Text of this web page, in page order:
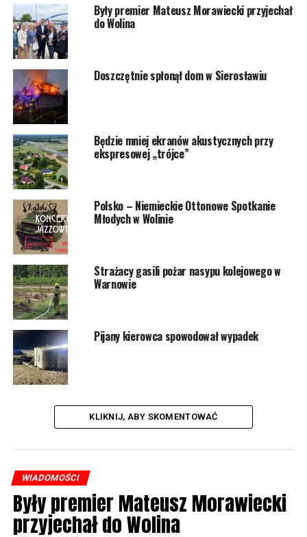
Najlepsza kobieta z Gminy Wolin – Lena Osieleniec
(chcielibyśmy zaznaczyć, że Lena podobnie jak wcześniej
wymieniona Zuzia to rocznik 2014)
Najlepszy mężczyzna z Gminy Wolin – Tadeusz
Twarogiel (10 miejsce w klasyfikacji generalnej)
Wszystkim zawodnikom dziękujemy za przybycie i
gratulujemy wspaniałych wyników!
Za obecność dziękujemy również pani Burmistrz Ewie
Grzybkowskiej, zastępcy Jarosławowi Mikołajczykowi
oraz radnym: Elżbiecie Mikołajczyk, Karolinie
Cackowskiej i Radosławowi Kaliciukowi.
Zawody sędziował niezawodny międzynarodowy sędzia
FIDE – Przemysław Łukasiewicz!
Organizatorzy: Przystań Morska Wolin, Gmina Wolin.
Były premier Mateusz Morawiecki przyjechał
do Wolina
Doszczętnie spłonął dom w Sierosławiu
Będzie mniej ekranów akustycznych przy
ekspresowej „trójce”
Polsko – Niemieckie Ottonowe Spotkanie
Młodych w Wolinie
Strażacy gasili pożar nasypu kolejowego w
Warnowie
Pijany kierowca spowodował wypadek
KLIKNIJ, ABY SKOMENTOWAĆ
WIADOMOŚCI
Były premier Mateusz Morawiecki
przyjechał do Wolina